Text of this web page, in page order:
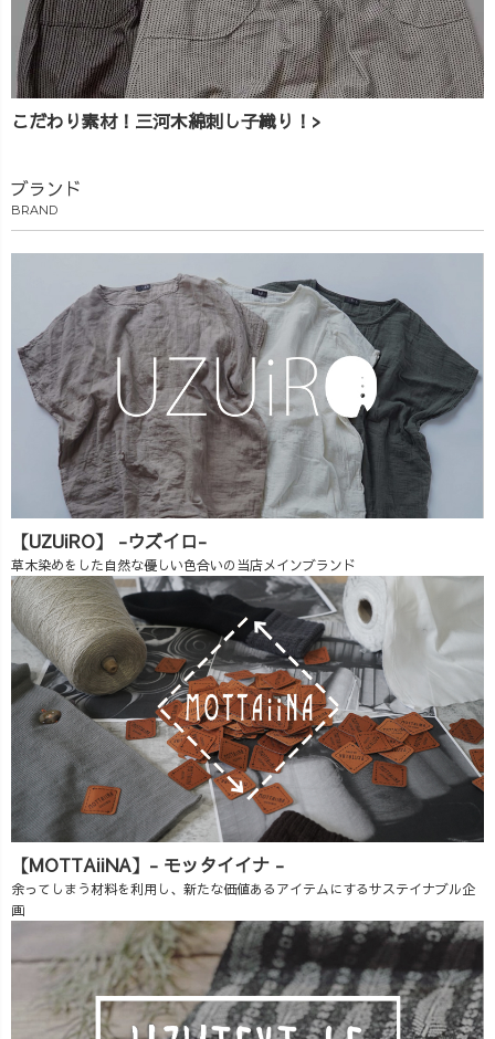
こだわり素材！三河木綿刺し子織り！>
ブランド
BRAND
【UZUiRO】 -ウズイロ-
草木染めをした自然な優しい色合いの当店メインブランド
【MOTTAiiNA】- モッタイイナ -
余ってしまう材料を利用し、新たな価値あるアイテムにするサステイナブル企
画